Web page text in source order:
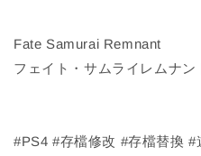
Fate Samurai Remnant
フェイト・サムライレムナン
#PS4 #存檔修改 #存檔替換